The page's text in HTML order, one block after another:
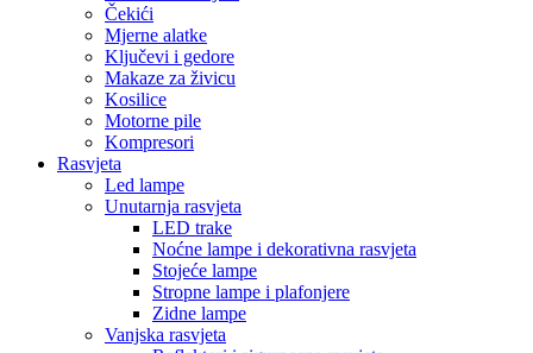
Čekići
Mjerne alatke
Ključevi i gedore
Makaze za živicu
Kosilice
Motorne pile
Kompresori
Rasvjeta
Led lampe
Unutarnja rasvjeta
LED trake
Noćne lampe i dekorativna rasvjeta
Stojeće lampe
Stropne lampe i plafonjere
Zidne lampe
Vanjska rasvjeta